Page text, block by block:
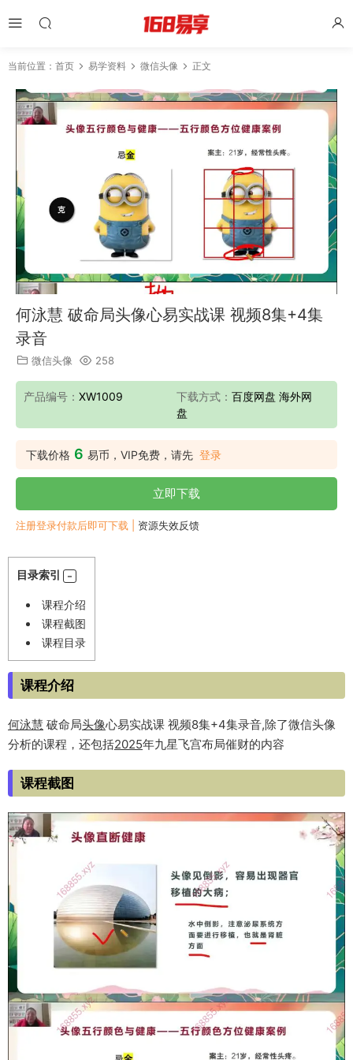
当前位置： 首页 易学资料 微信头像 正文
何泳慧 破命局头像心易实战课 视频8集+4集
录音
微信头像 258
产品编号： XW1009 下载方式： 百度网盘 海外网
盘
下载价格 6 易币，VIP免费，请先 登录
立即下载
注册登录付款后即可下载 | 资源失效反馈
目录索引
课程介绍
课程截图
课程目录
课程介绍
何泳慧 破命局头像心易实战课 视频8集+4集录音,除了微信头像
分析的课程，还包括2025年九星飞宫布局催财的内容
课程截图